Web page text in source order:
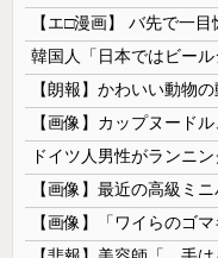
【画像】カップヌード
【画像】最近の高級ミ
【画像】「ワイらのゴマ